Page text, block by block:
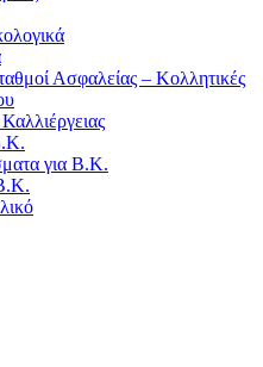
Ασφαλείας – Κολλητικές
για Β.Κ.